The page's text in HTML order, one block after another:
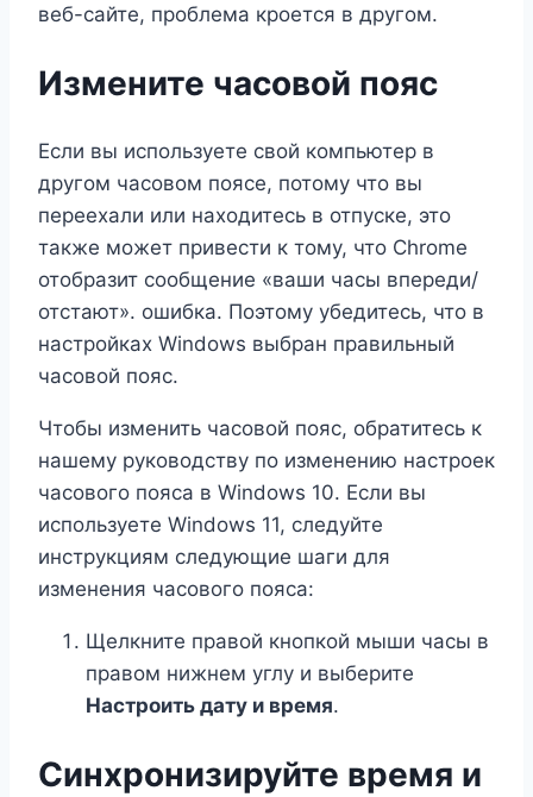
веб-сайте, проблема кроется в другом.
Измените часовой пояс
Если вы используете свой компьютер в
другом часовом поясе, потому что вы
переехали или находитесь в отпуске, это
также может привести к тому, что Chrome
отобразит сообщение «ваши часы впереди/
отстают». ошибка. Поэтому убедитесь, что в
настройках Windows выбран правильный
часовой пояс.
Чтобы изменить часовой пояс, обратитесь к
нашему руководству по изменению настроек
часового пояса в Windows 10. Если вы
используете Windows 11, следуйте
инструкциям следующие шаги для
изменения часового пояса:
Щелкните правой кнопкой мыши часы в
правом нижнем углу и выберите
Настроить дату и время.
Синхронизируйте время и